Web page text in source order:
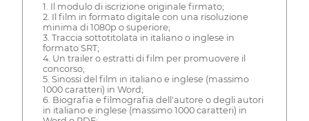
1. Il modulo di iscrizione originale firmato;
2. Il film in formato digitale con una risoluzione
minima di 1080p o superiore;
3. Traccia sottotitolata in italiano o inglese in
formato SRT;
4. Un trailer o estratti di film per promuovere il
concorso;
5. Sinossi del film in italiano e inglese (massimo
1000 caratteri) in Word;
6. Biografia e filmografia dell'autore o degli autori
in italiano e inglese (massimo 1000 caratteri) in